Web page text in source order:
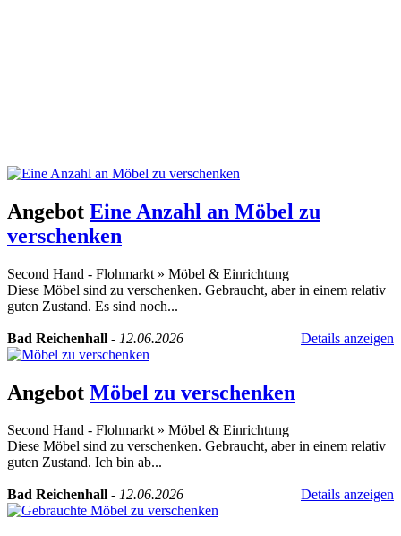
Angebot Eine Anzahl an Möbel zu
verschenken
Second Hand - Flohmarkt » Möbel & Einrichtung
Diese Möbel sind zu verschenken. Gebraucht, aber in einem relativ
guten Zustand. Es sind noch...
Bad Reichenhall - 12.06.2026 Details anzeigen
Angebot Möbel zu verschenken
Second Hand - Flohmarkt » Möbel & Einrichtung
Diese Möbel sind zu verschenken. Gebraucht, aber in einem relativ
guten Zustand. Ich bin ab...
Bad Reichenhall - 12.06.2026 Details anzeigen